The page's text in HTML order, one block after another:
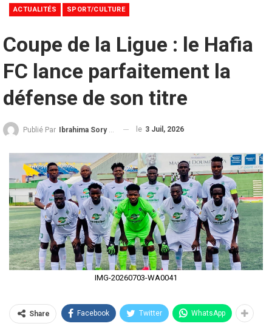
ACTUALITÉS SPORT/CULTURE
Coupe de la Ligue : le Hafia
FC lance parfaitement la
défense de son titre
Publié Par Ibrahima Sory Diallo le 3 Juil, 2026
IMG-20260703-WA0041
Share Facebook Twitter WhatsApp